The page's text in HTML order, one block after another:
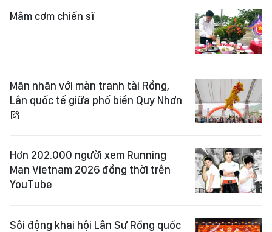
Mâm cơm chiến sĩ
Mãn nhãn với màn tranh tài Rồng,
Lân quốc tế giữa phố biển Quy Nhơn
Hơn 202.000 người xem Running
Man Vietnam 2026 đồng thời trên
YouTube
Sôi động khai hội Lân Sư Rồng quốc